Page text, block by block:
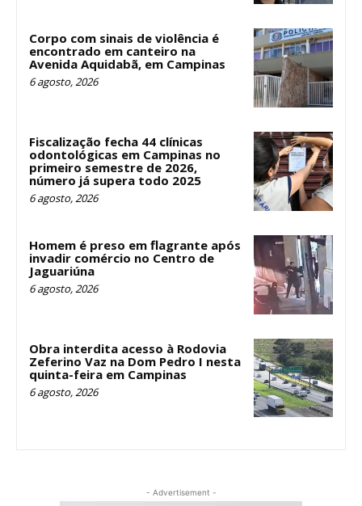
Corpo com sinais de violência é
encontrado em canteiro na
Avenida Aquidabã, em Campinas
6 agosto, 2026
Fiscalização fecha 44 clínicas
odontológicas em Campinas no
primeiro semestre de 2026,
número já supera todo 2025
6 agosto, 2026
Homem é preso em flagrante após
invadir comércio no Centro de
Jaguariúna
6 agosto, 2026
Obra interdita acesso à Rodovia
Zeferino Vaz na Dom Pedro I nesta
quinta-feira em Campinas
6 agosto, 2026
- Advertisement -